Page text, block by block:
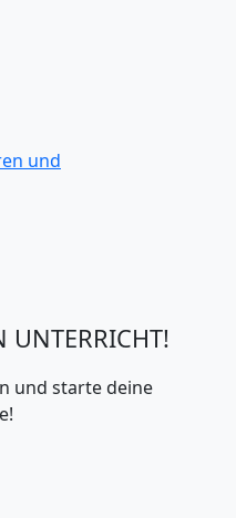
und
UNTERRICHT!
und starte deine